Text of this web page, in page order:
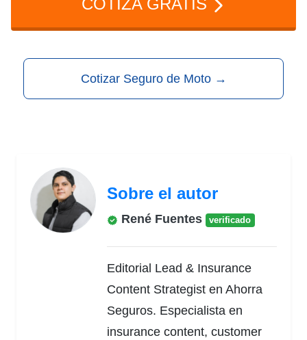
regularmente, usar lubricantes de
calidad, mantener limpio el filtro de aire
y evitar acelerar fuerte cuando el motor
está frío.
COTIZA GRATIS
Cotizar Seguro de Moto →
Sobre el autor
René Fuentes verificado
Editorial Lead & Insurance
Content Strategist en Ahorra
Seguros. Especialista en
insurance content, customer